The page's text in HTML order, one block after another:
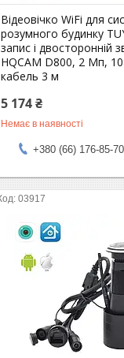
Відеовічко WiFi для
розумного будинку
запис і двосторонній
HQCAM D800, 2 Мп,
кабель 3 м
5 174 ₴
Немає в наявності
+380 (66) 176-85-70
03917